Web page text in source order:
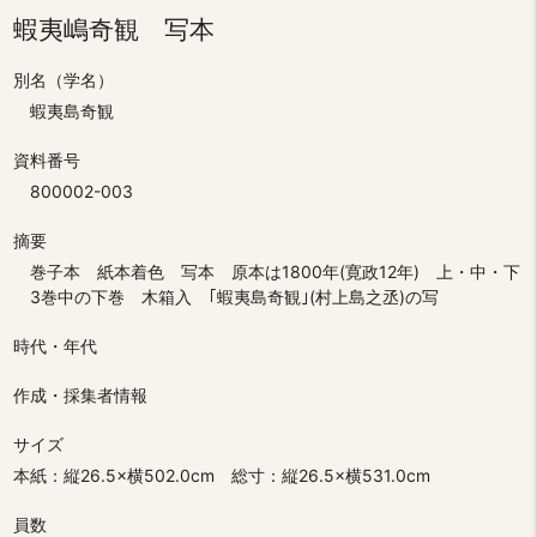
蝦夷嶋奇観 写本
別名（学名）
蝦夷島奇観
資料番号
800002-003
摘要
巻子本 紙本着色 写本 原本は1800年(寛政12年) 上・中・下
3巻中の下巻 木箱入 ｢蝦夷島奇観｣(村上島之丞)の写
時代・年代
作成・採集者情報
サイズ
本紙：縦26.5×横502.0cm 総寸：縦26.5×横531.0cm
員数